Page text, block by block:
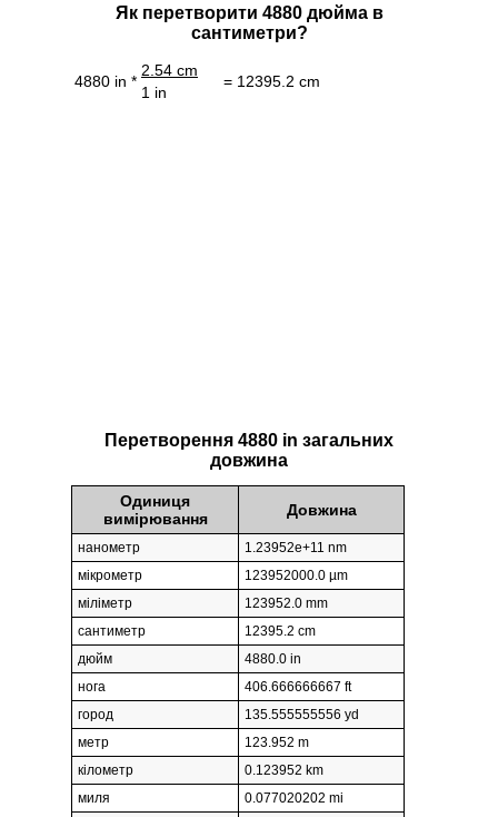
Як перетворити 4880 дюйма в
сантиметри?
4880 in *
2.54 cm
= 12395.2 cm
1 in
Перетворення 4880 in загальних
довжина
Одиниця
вимірювання
Довжина
нанометр
1.23952e+11 nm
мікрометр
123952000.0 µm
міліметр
123952.0 mm
сантиметр
12395.2 cm
дюйм
4880.0 in
нога
406.666666667 ft
город
135.555555556 yd
метр
123.952 m
кілометр
0.123952 km
миля
0.077020202 mi